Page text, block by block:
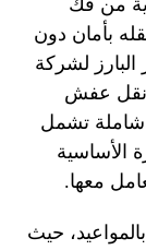
من فك
بأمان دون
لشركة
نقل عفش
شاملة تشمل
الأساسية
معها.
حيث